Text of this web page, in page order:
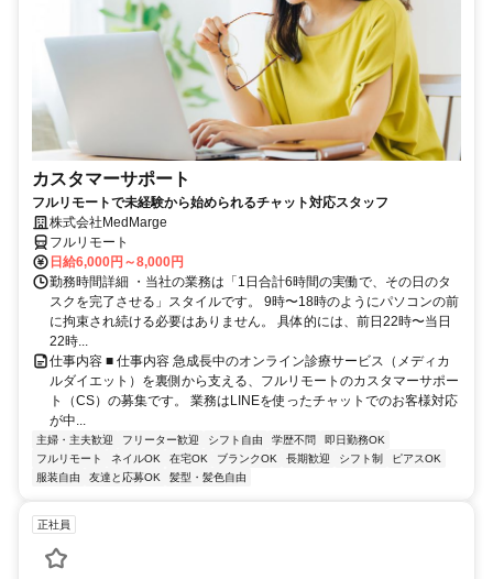
カスタマーサポート
フルリモートで未経験から始められるチャット対応スタッフ
株式会社MedMarge
フルリモート
日給6,000円～8,000円
勤務時間詳細 ・当社の業務は「1日合計6時間の実働で、その日のタ
スクを完了させる」スタイルです。 9時〜18時のようにパソコンの前
に拘束され続ける必要はありません。 具体的には、前日22時〜当日
22時...
仕事内容 ■ 仕事内容 急成長中のオンライン診療サービス（メディカ
ルダイエット）を裏側から支える、フルリモートのカスタマーサポー
ト（CS）の募集です。 業務はLINEを使ったチャットでのお客様対応
が中...
主婦・主夫歓迎 フリーター歓迎 シフト自由 学歴不問
即日勤務OK
フルリモート
ネイルOK 在宅OK ブランクOK 長期歓迎 シフト制
ピアスOK
服装自由
友達と応募OK 髪型・髪色自由
正社員